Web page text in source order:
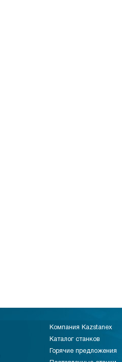
Компания Kazstanex
Каталог станков
Горячие предложения